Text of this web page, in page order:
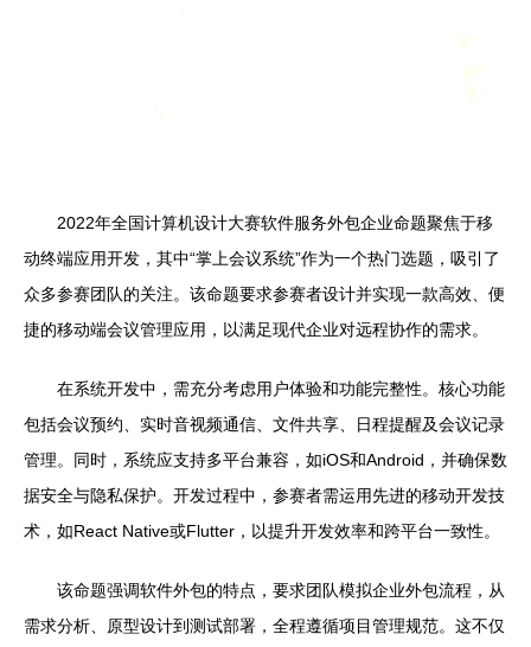
2022年全国计算机设计大赛软件服务外包企业命题聚焦于移
动终端应用开发，其中“掌上会议系统”作为一个热门选题，吸引了
众多参赛团队的关注。该命题要求参赛者设计并实现一款高效、便
捷的移动端会议管理应用，以满足现代企业对远程协作的需求。
在系统开发中，需充分考虑用户体验和功能完整性。核心功能
包括会议预约、实时音视频通信、文件共享、日程提醒及会议记录
管理。同时，系统应支持多平台兼容，如iOS和Android，并确保数
据安全与隐私保护。开发过程中，参赛者需运用先进的移动开发技
术，如React Native或Flutter，以提升开发效率和跨平台一致性。
该命题强调软件外包的特点，要求团队模拟企业外包流程，从
需求分析、原型设计到测试部署，全程遵循项目管理规范。这不仅